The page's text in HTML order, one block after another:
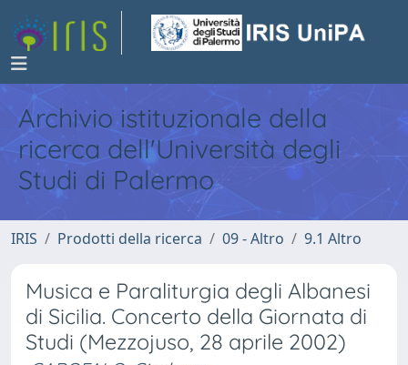
Archivio istituzionale della
ricerca dell'Università degli
Studi di Palermo
IRIS Prodotti della ricerca 09 - Altro 9.1 Altro
Musica e Paraliturgia degli Albanesi
di Sicilia. Concerto della Giornata di
Studi (Mezzojuso, 28 aprile 2002)